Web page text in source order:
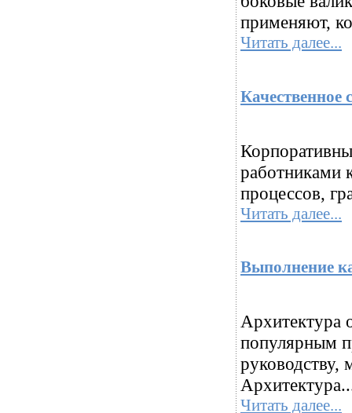
применяют,
Читать далее...
Качественное
работниками
процессов,
Читать далее...
Выполнение
Архитектура
популярным
руководству,
Читать далее...